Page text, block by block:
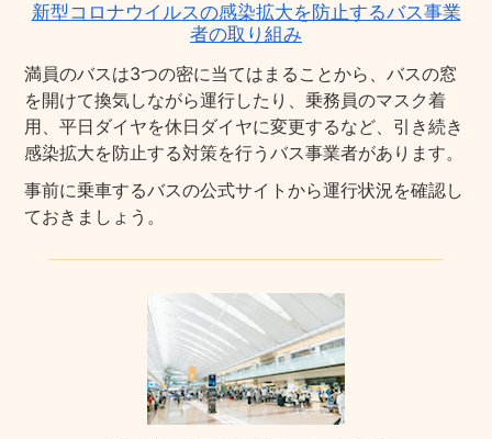
新型コロナウイルスの感染拡大を防止するバス事業
者の取り組み
満員のバスは3つの密に当てはまることから、バスの窓
を開けて換気しながら運行したり、乗務員のマスク着
用、平日ダイヤを休日ダイヤに変更するなど、引き続き
感染拡大を防止する対策を行うバス事業者があります。
事前に乗車するバスの公式サイトから運行状況を確認し
ておきましょう。